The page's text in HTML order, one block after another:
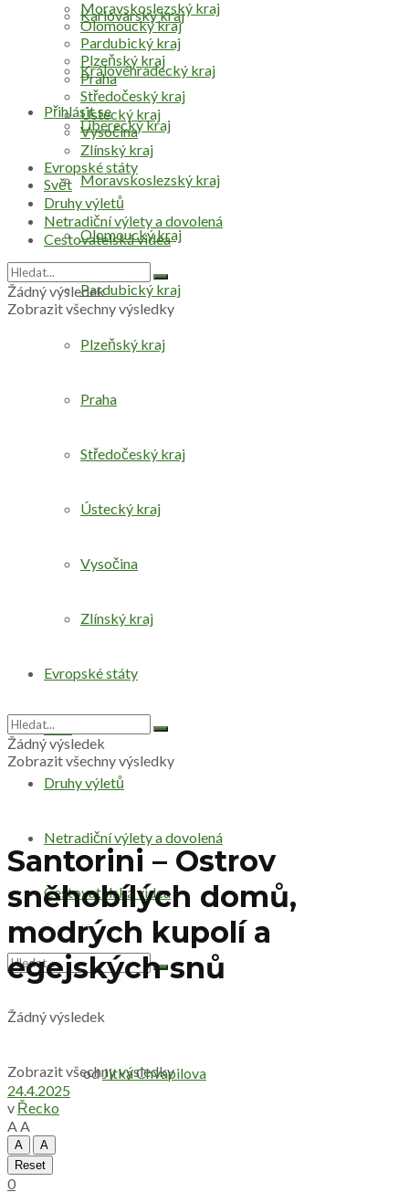
Přihlásit se
Karlovarský kraj
Královéhradecký kraj
Liberecký kraj
Moravskoslezský kraj
Olomoucký kraj
Pardubický kraj
Plzeňský kraj
Praha
Středočeský kraj
Ústecký kraj
Vysočina
Zlínský kraj
Evropské státy
Svět
Druhy výletů
Netradiční výlety a dovolená
Cestovatelská videa
Žádný výsledek
Zobrazit všechny výsledky
Moravskoslezský kraj
Olomoucký kraj
Pardubický kraj
Plzeňský kraj
Praha
Středočeský kraj
Ústecký kraj
Vysočina
Zlínský kraj
Evropské státy
Svět
Druhy výletů
Netradiční výlety a dovolená
Cestovatelská videa
Žádný výsledek
Zobrazit všechny výsledky
Žádný výsledek
Zobrazit všechny výsledky
Santorini – Ostrov
sněhobílých domů,
modrých kupolí a
egejských snů
odJitka Chvapilova
24.4.2025
v Řecko
AA
A
A
Reset
0